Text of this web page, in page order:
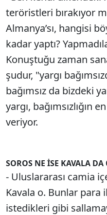
teröristleri bırakıyor
Almanya’sı, hangisi
kadar yaptı?
Konuştuğu zaman
şudur, "yargı
bağımsız da bizdeki
yargı, bağımsızlığın
veriyor.
SOROS NE İSE KAVALA DA
- Uluslararası camia
Kavala o. Bunlar para
istedikleri gibi